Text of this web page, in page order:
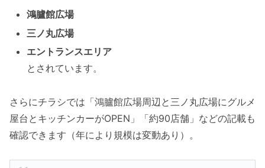
鴻臚館広場
三ノ丸広場
エントランスエリア
とされています。
さらにチラシでは「鴻臚館広場周辺と三ノ丸広場にグルメ
屋台とキッチンカーがOPEN」「約90店舗」などの記載も
確認できます（年により規模は変動あり）。